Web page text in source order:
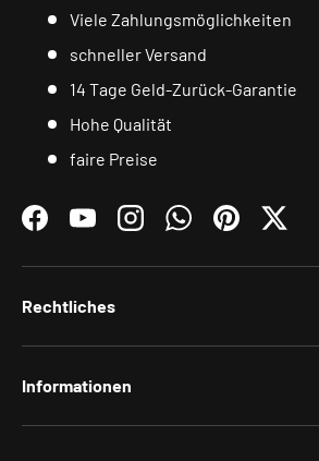
Viele Zahlungsmöglichkeiten
schneller Versand
14 Tage Geld-Zurück-Garantie
Hohe Qualität
faire Preise
FacebookYouTubeInstagramWhatsAppPinterestTwitter
Rechtliches
Informationen